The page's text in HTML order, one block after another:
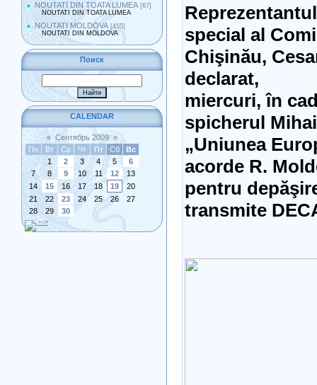
NOUTATI DIN TOATA LUMEA [67]
NOUTATI DIN TOATA LUMEA
NOUTATI MOLDOVA [455]
NOUTATI DIN MOLDOVA
Поиск
CALENDAR
« Сентябрь 2009 »
Пн
Вт Ср Чт Пт Сб
Вс
1
2 3 4 5
6
7
8 9 10 11 12
13
14
15 16 17 18 19
20
21
22 23 24 25 26
27
28
29
30
-->
Reprezentantul
special al
Chişinău,
declarat,
miercuri, în
spicherul
„Uniunea
acorde R.
pentru
transmite